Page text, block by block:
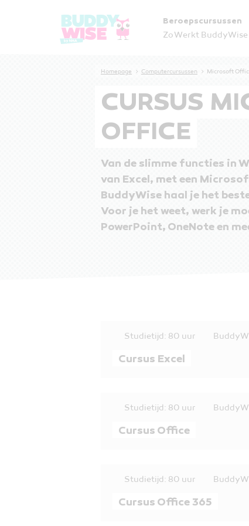
Beroepscursussen
Zo Werkt BuddyWise
Homepage Computercursussen Microsoft
CURSUS
OFFICE
Van de slimme functies in
van Excel, met een
BuddyWise haal je het
Voor je het weet, werk je
PowerPoint, OneNote en
Studietijd: 80 uur
Cursus Excel
Studietijd: 80 uur
Cursus Office
Studietijd: 80 uur
Cursus Office 365